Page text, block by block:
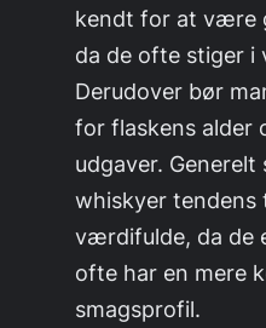
kendt for at være
da de ofte stiger
Derudover bør
for flaskens alder
udgaver.
whiskyer
værdifulde, da de
ofte har en mere
smagsprofil.